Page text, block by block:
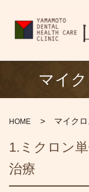
マイ
HOME マイク
1.ミクロン
治療